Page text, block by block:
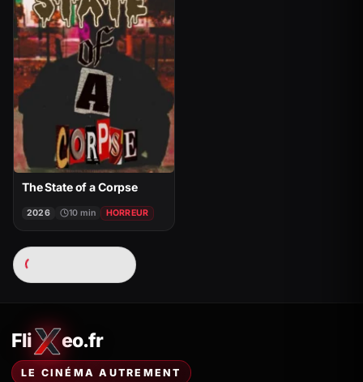
The State of a Corpse
2026 10 min HORREUR
Fli eo.fr
FliXeo.fr
—
Accueil
LE CINÉMA AUTREMENT